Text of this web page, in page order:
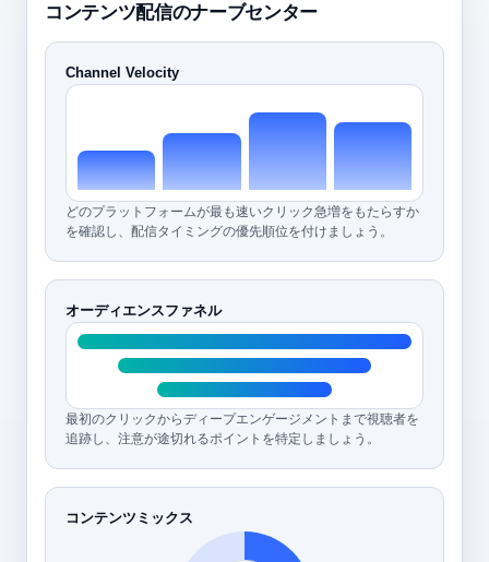
コンテンツ配信のナーブセンター
Channel Velocity
どのプラットフォームが最も速いクリック急増をもたらすか
を確認し、配信タイミングの優先順位を付けましょう。
オーディエンスファネル
最初のクリックからディープエンゲージメントまで視聴者を
追跡し、注意が途切れるポイントを特定しましょう。
コンテンツミックス